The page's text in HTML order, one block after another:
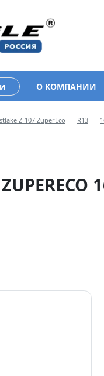
О КОМПАНИИ
Z-107 ZuperEco R13